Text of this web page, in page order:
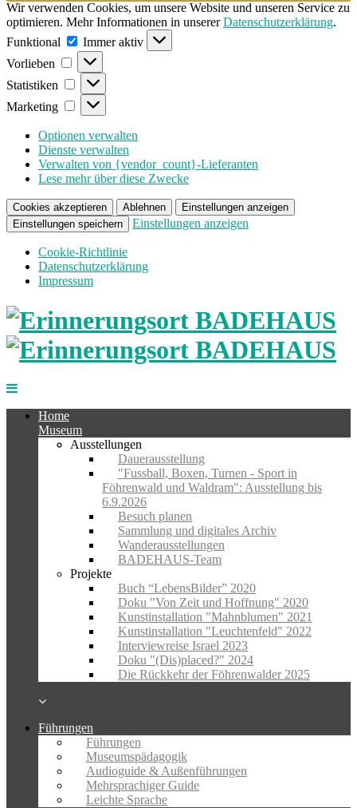
Wir verwenden Cookies, um unsere Website und unseren Service zu
optimieren. Mehr Informationen in unsererDatenschutzerklärung.
Funktional
Funktional
Immer aktiv
Vorlieben
Vorlieben
Statistiken Statistiken
Marketing Marketing
Optionen verwalten
Dienste verwalten
Verwalten von {vendor_count}-Lieferanten
Lese mehr über diese Zwecke
Cookies akzeptieren Ablehnen
Einstellungen anzeigen
Einstellungen speichern
Einstellungen anzeigen
Cookie-Richtlinie
Datenschutzerklärung
Impressum
Home
Museum
Ausstellungen
Dauerausstellung
"Fussball, Boxen, Turnen - Sport in
Föhrenwald und Waldram": Ausstellung bis
6.9.2026
Besuch planen
Sammlung und digitales Archiv
Wanderausstellungen
BADEHAUS-Team
Projekte
Buch “LebensBilder” 2020
Doku "Von Zeit und Hoffnung" 2020
Kunstinstallation "Mahnblumen" 2021
Kunstinstallation "Leuchtenfeld" 2022
Interviewreise Israel 2023
Doku "(Dis)placed?" 2024
Die Rückkehr der Föhrenwalder 2025
Führungen
Führungen
Museumspädagogik
Audioguide & Außenführungen
Mehrsprachiger Guide
Leichte Sprache